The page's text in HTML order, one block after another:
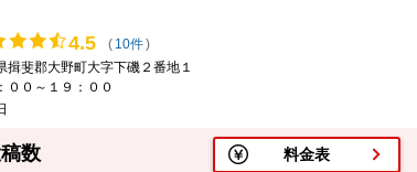
4.5 ( 10件)
揖斐郡大野町大字下磯２番地１
００～１９：００
数 料金表